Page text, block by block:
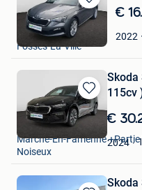
Bewaren
in
Mijn
Favorieten
€
2022
Mazuin Fosses
Fosses-La-Ville
Bewaren
in
Mijn
Favorieten
Skoda
115cv
€
2024
SAN Mazuin Marche
Marche-En-Famenne +Partie
Noiseux
Skoda